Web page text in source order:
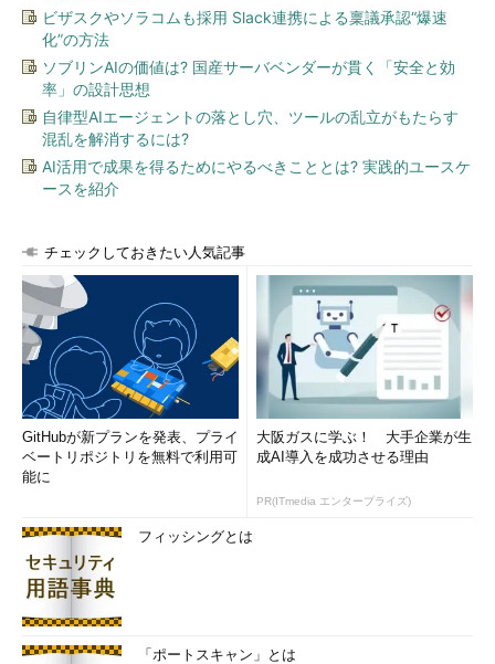
ビザスクやソラコムも採用 Slack連携による稟議承認“爆速
化”の方法
ソブリンAIの価値は? 国産サーバベンダーが貫く「安全と効
率」の設計思想
自律型AIエージェントの落とし穴、ツールの乱立がもたらす
混乱を解消するには?
AI活用で成果を得るためにやるべきこととは? 実践的ユースケ
ースを紹介
チェックしておきたい人気記事
GitHubが新プランを発表、プライ
ベートリポジトリを無料で利用可
能に
大阪ガスに学ぶ！ 大手企業が生
成AI導入を成功させる理由
PR(ITmedia エンタープライズ)
フィッシングとは
「ポートスキャン」とは